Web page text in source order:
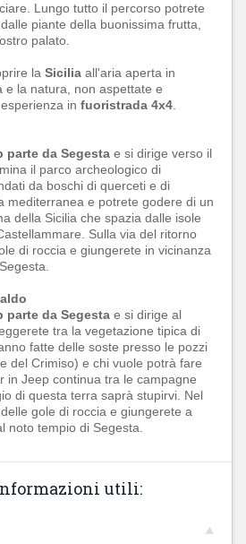
Lungo tutto il percorso potrete
piante della buonissima frutta,
palato.
la Sicilia all'aria aperta in
e la natura, non aspettate e
in fuoristrada 4x4
parte da Segesta e si dirige verso il
il parco archeologico di
da boschi di querceti e di
mediterranea e potrete godere di un
della Sicilia che spazia dalle isole
Sulla via del ritorno
di roccia e giungerete in vicinanza
parte da Segesta e si dirige al
tra la vegetazione tipica di
fatte delle soste presso le pozzi
del Crimiso) e chi vuole potrà fare
in Jeep continua tra le campagne
di questa terra saprà stupirvi. Nel
gole di roccia e giungerete a
noto tempio di Segesta.
utili: